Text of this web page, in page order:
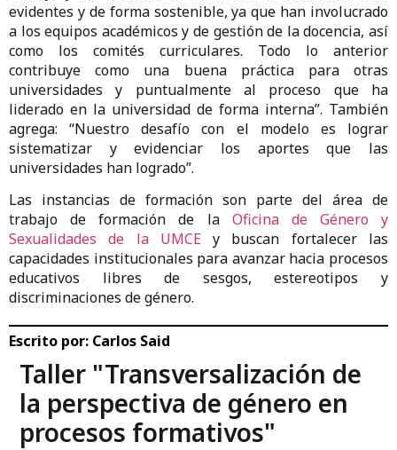
evidentes y de forma sostenible, ya que han involucrado
a los equipos académicos y de gestión de la docencia, así
como los comités curriculares. Todo lo anterior
contribuye como una buena práctica para otras
universidades y puntualmente al proceso que ha
liderado en la universidad de forma interna”. También
agrega: “Nuestro desafío con el modelo es lograr
sistematizar y evidenciar los aportes que las
universidades han logrado”.
Las instancias de formación son parte del área de
trabajo de formación de la Oficina de Género y
Sexualidades de la UMCE y buscan fortalecer las
capacidades institucionales para avanzar hacia procesos
educativos libres de sesgos, estereotipos y
discriminaciones de género.
Escrito por: Carlos Said
Taller "Transversalización de
la perspectiva de género en
procesos formativos"